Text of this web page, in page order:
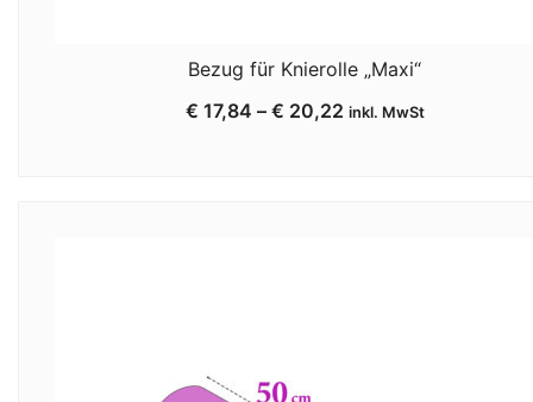
Bezug für Knierolle „Maxi“
€ 17,84 – € 20,22 inkl. MwSt